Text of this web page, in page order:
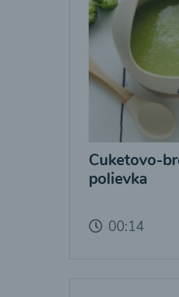
Cuketovo-
polievka
00:14